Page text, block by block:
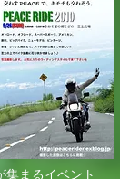
集まるイベント